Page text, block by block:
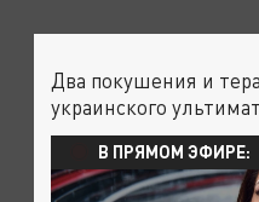
Два покушения и
украинского
В ПРЯМОМ ЭФИРЕ: